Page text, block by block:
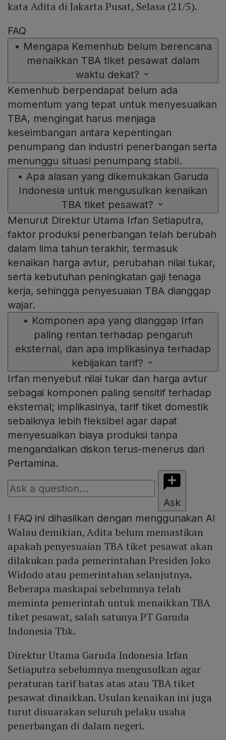
kata Adita di Jakarta Pusat, Selasa (21/5).
FAQ
• Mengapa Kemenhub belum berencana
menaikkan TBA tiket pesawat dalam
waktu dekat?
Kemenhub berpendapat belum ada
momentum yang tepat untuk menyesuaikan
TBA, mengingat harus menjaga
keseimbangan antara kepentingan
penumpang dan industri penerbangan serta
menunggu situasi penumpang stabil.
• Apa alasan yang dikemukakan Garuda
Indonesia untuk mengusulkan kenaikan
TBA tiket pesawat?
Menurut Direktur Utama Irfan Setiaputra,
faktor produksi penerbangan telah berubah
dalam lima tahun terakhir, termasuk
kenaikan harga avtur, perubahan nilai tukar,
serta kebutuhan peningkatan gaji tenaga
kerja, sehingga penyesuaian TBA dianggap
wajar.
• Komponen apa yang dianggap Irfan
paling rentan terhadap pengaruh
eksternal, dan apa implikasinya terhadap
kebijakan tarif?
Irfan menyebut nilai tukar dan harga avtur
sebagai komponen paling sensitif terhadap
eksternal; implikasinya, tarif tiket domestik
sebaiknya lebih fleksibel agar dapat
menyesuaikan biaya produksi tanpa
mengandalkan diskon terus-menerus dari
Pertamina.
Ask
! FAQ ini dihasilkan dengan menggunakan AI
Walau demikian, Adita belum memastikan
apakah penyesuaian TBA tiket pesawat akan
dilakukan pada pemerintahan Presiden Joko
Widodo atau pemerintahan selanjutnya.
Beberapa maskapai sebelumnya telah
meminta pemerintah untuk menaikkan TBA
tiket pesawat, salah satunya PT Garuda
Indonesia Tbk.
Direktur Utama Garuda Indonesia Irfan
Setiaputra sebelumnya mengusulkan agar
peraturan tarif batas atas atau TBA tiket
pesawat dinaikkan. Usulan kenaikan ini juga
turut disuarakan seluruh pelaku usaha
penerbangan di dalam negeri.